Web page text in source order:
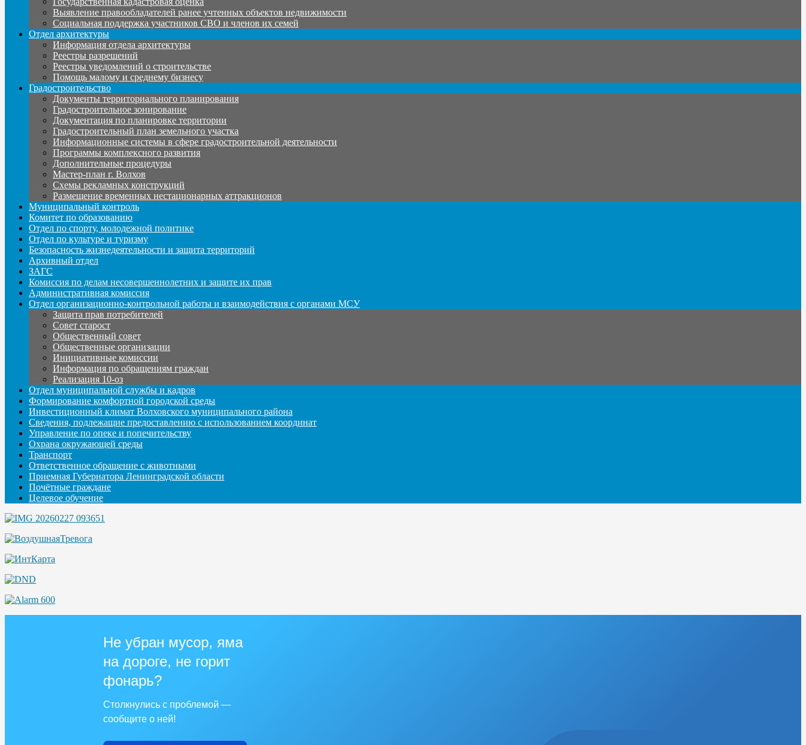
Выявление правообладателей ранее учтенных объектов недвижимости
Социальная поддержка участников СВО и членов их семей
Отдел архитектуры
Информация отдела архитектуры
Реестры разрешений
Реестры уведомлений о строительстве
Помощь малому и среднему бизнесу
Градостроительство
Документы территориального планирования
Градостроительное зонирование
Документация по планировке территории
Градостроительный план земельного участка
Информационные системы в сфере градостроительной деятельности
Программы комплексного развития
Дополнительные процедуры
Мастер-план г. Волхов
Схемы рекламных конструкций
Размещение временных нестационарных аттракционов
Муниципальный контроль
Комитет по образованию
Отдел по спорту, молодежной политике
Отдел по культуре и туризму
Безопасность жизнедеятельности и защита территорий
Архивный отдел
ЗАГС
Комиссия по делам несовершеннолетних и защите их прав
Административная комиссия
Отдел организационно-контрольной работы и взаимодействия с органами МСУ
Защита прав потребителей
Совет старост
Общественный совет
Общественные организации
Инициативные комиссии
Информация по обращениям граждан
Реализация 10-оз
Отдел муниципальной службы и кадров
Формирование комфортной городской среды
Инвестиционный климат Волховского муниципального района
Сведения, подлежащие предоставлению с использованием координат
Управление по опеке и попечительству
Охрана окружающей среды
Транспорт
Ответственное обращение с животными
Приемная Губернатора Ленинградской области
Почётные граждане
Целевое обучение
Не убран мусор, яма
на дороге, не горит
фонарь?
Столкнулись с проблемой —
сообщите о ней!